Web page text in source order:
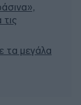
τις
τα μεγάλα